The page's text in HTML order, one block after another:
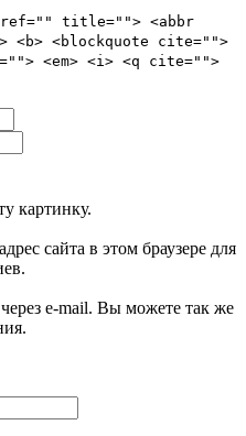
title=""> <abbr
<blockquote cite="">
<em> <i> <q cite="">
картинку.
сайта в этом браузере для
e-mail. Вы можете так же